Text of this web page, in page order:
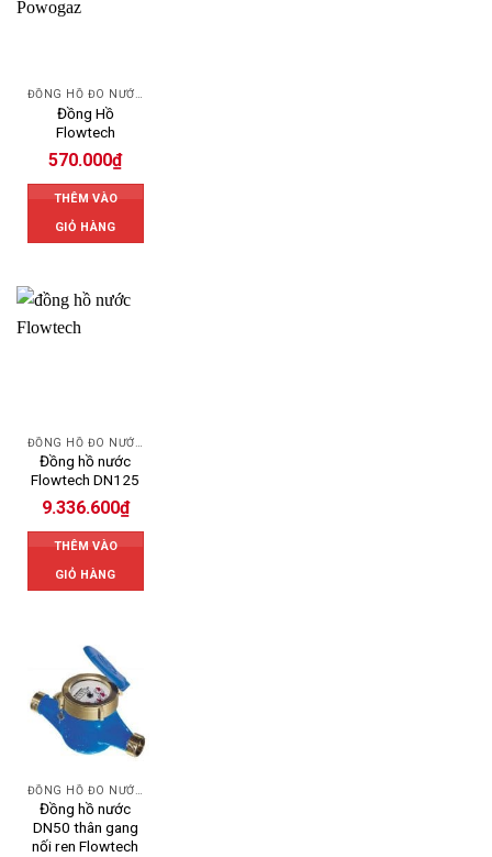
ĐỒNG HỒ ĐO NƯỚC FLOWTECH
Đồng Hồ
Flowtech
570.000₫
THÊM VÀO
GIỎ HÀNG
Đồng hồ nước
Flowtech DN125
9.336.600₫
THÊM VÀO
GIỎ HÀNG
Đồng hồ nước
DN50 thân gang
nối ren Flowtech